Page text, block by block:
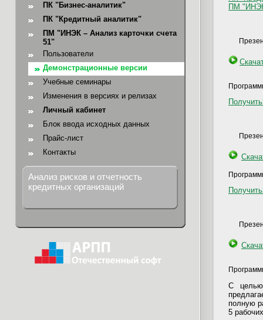
ПК "Бизнес-аналитик"
ПК "Кредитный аналитик"
ПМ "ИНЭК – Анализ карточки счета
51"
Пользователи
Демонстрационные версии
Учебные семинары
Изменения в версиях и релизах
Личный кабинет
Блок ввода исходных данных
Прайс-лист
Контакты
Анализ рисков и отчетность
кредитных организаций
ПМ "ИНЭК
С
полную
5